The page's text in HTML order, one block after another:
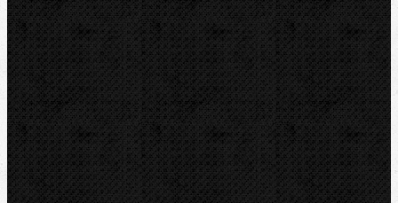
Vyhrdlovače
Lisovanie
Závitorezy
Drážkovače